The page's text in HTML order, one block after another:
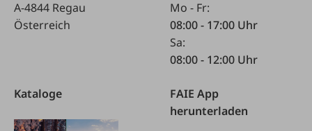
A-4844 Regau
Österreich
Mo - Fr:
08:00 - 17:00 Uhr
Sa:
08:00 - 12:00 Uhr
Kataloge
FAIE App
herunterladen